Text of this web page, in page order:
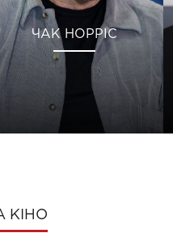
ЧАК НОРРІС
КІНО